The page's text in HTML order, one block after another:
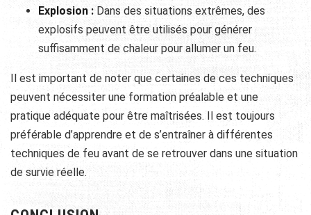
Explosion :Dans des situations extrêmes, des
explosifs peuvent être utilisés pour générer
suffisamment de chaleur pour allumer un feu.
Il est important de noter que certaines de ces techniques
peuvent nécessiter une formation préalable et une
pratique adéquate pour être maîtrisées. Il est toujours
préférable d’apprendre et de s’entraîner à différentes
techniques de feu avant de se retrouver dans une situation
de survie réelle.